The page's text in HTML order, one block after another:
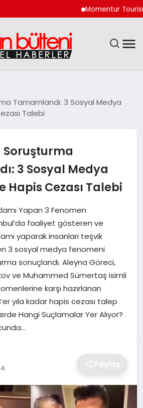
Momentur Tourism &
Tamamlandı: 3 Sosyal Medya
Talebi
Soruşturma
3 Sosyal Medya
Hapis Cezası Talebi
Yapan 3 Fenomen
faaliyet gösteren ve
yaparak insanları teşvik
3 sosyal medya fenomeni
sonuçlandı. Aleyna Göreci,
ve Muhammed Sümertaş isimli
karşı hazırlanan
yıla kadar hapis cezası talep
Hangi Suçlamalar Yer Alıyor?
Paylaş